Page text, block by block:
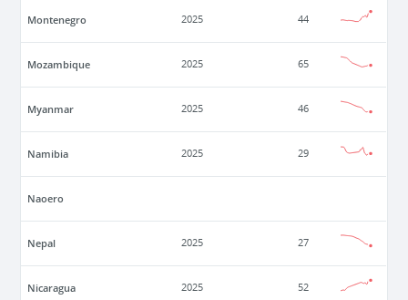
Montenegro 2025 44
Mozambique 2025 65
Myanmar 2025 46
Namibia 2025 29
Naoero
Nepal 2025 27
Nicaragua 2025 52